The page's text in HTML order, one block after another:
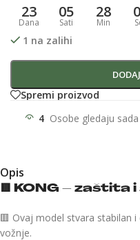
23
Dana
05
Sati
28
Min
1 na zalihi
Spremi proizvod
4 Osobe gledaju
Opis
KONG – zaštita
🟥 Ovaj model stvara stabilan
vožnje.